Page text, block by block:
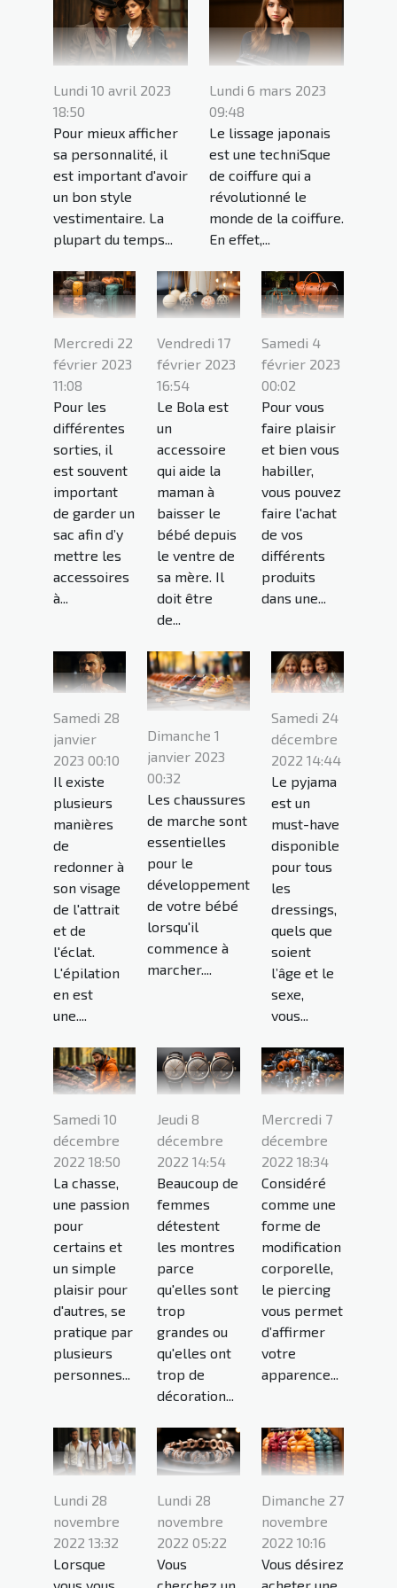
Lundi 10 avril 2023
18:50
Pour mieux afficher
sa personnalité, il
est important d'avoir
un bon style
vestimentaire. La
plupart du temps...
Lundi 6 mars 2023
09:48
Le lissage japonais
est une techniSque
de coiffure qui a
révolutionné le
monde de la coiffure.
En effet,...
Mercredi 22
février 2023
11:08
Pour les
différentes
sorties, il
est souvent
important
de garder un
sac afin d’y
mettre les
accessoires
à...
Vendredi 17
février 2023
16:54
Le Bola est
un
accessoire
qui aide la
maman à
baisser le
bébé depuis
le ventre de
sa mère. Il
doit être
de...
Samedi 4
février 2023
00:02
Pour vous
faire plaisir
et bien vous
habiller,
vous pouvez
faire l'achat
de vos
différents
produits
dans une...
Samedi 28
janvier
2023 00:10
Il existe
plusieurs
manières
de
redonner à
son visage
de l'attrait
et de
l'éclat.
L'épilation
en est
une....
Dimanche 1
janvier 2023
00:32
Les chaussures
de marche sont
essentielles
pour le
développement
de votre bébé
lorsqu'il
commence à
marcher....
Samedi 24
décembre
2022 14:44
Le pyjama
est un
must-have
disponible
pour tous
les
dressings,
quels que
soient
l’âge et le
sexe,
vous...
Samedi 10
décembre
2022 18:50
La chasse,
une passion
pour
certains et
un simple
plaisir pour
d'autres, se
pratique par
plusieurs
personnes...
Jeudi 8
décembre
2022 14:54
Beaucoup de
femmes
détestent
les montres
parce
qu'elles sont
trop
grandes ou
qu'elles ont
trop de
décoration...
Mercredi 7
décembre
2022 18:34
Considéré
comme une
forme de
modification
corporelle,
le piercing
vous permet
d’affirmer
votre
apparence...
Lundi 28
novembre
2022 13:32
Lorsque
vous vous
Lundi 28
novembre
2022 05:22
Vous
cherchez un
Dimanche 27
novembre
2022 10:16
Vous désirez
acheter une